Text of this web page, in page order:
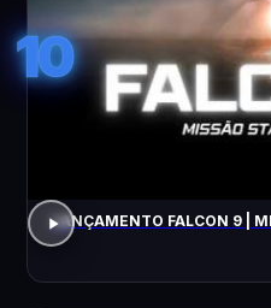
10
LANÇAMENTO FALCON 9 |